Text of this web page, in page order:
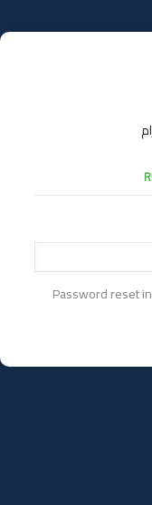
Password reset